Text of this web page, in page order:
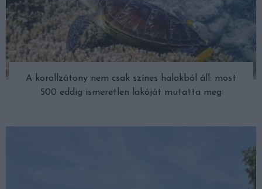
A korallzátony nem csak színes halakból áll: most
500 eddig ismeretlen lakóját mutatta meg